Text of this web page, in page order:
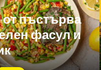
пъстърва
фасул и